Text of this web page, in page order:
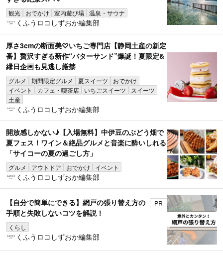
観光 おでかけ 室内遊び場 温泉・サウナ
くふうロコしずおか編集部
厚さ3cmの断面美♡いちご専門店【静岡土産の新定
番】贅沢すぎる新作“バターサンド”爆誕！夏限定&
縁日企画も見逃し厳禁
グルメ 期間限定グルメ 夏スイーツ
おでかけ
イベント
カフェ・喫茶店 いちごスイーツ
スイーツ
土産
くふうロコしずおか編集部
開放感しかない♪【入場無料】中伊豆のぶどう畑で
夏フェス！ワイン＆絶品グルメと音楽に酔いしれる
「サイコーの夏の過ごし方」
グルメ アウトドア おでかけ イベント
くふうロコしずおか編集部
【自分で簡単にできる】網戸の張り替え方の
手順と失敗しないコツを解説！
くらし
PR
くふうロコしずおか編集部